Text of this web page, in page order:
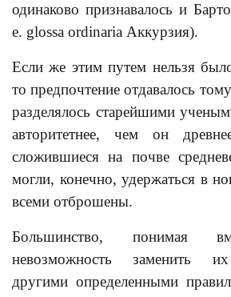
одинаково признавалось и
е. glossa ordinaria Аккурзия).
Если же этим путем нельзя
то предпочтение отдавалось
разделялось старейшими
авторитетнее, чем он
сложившиеся на почве
могли, конечно, удержаться в
всеми отброшены.
Большинство, понимая
невозможность заменить
другими определенными